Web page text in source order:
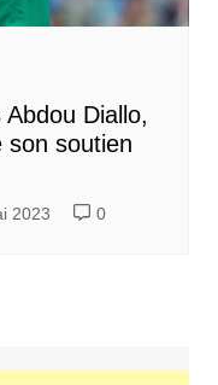
Diallo,
son soutien
2023 0